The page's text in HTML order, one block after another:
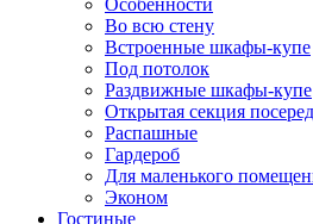
Особенности
Во всю стену
Встроенные шкафы-купе
Под потолок
Раздвижные шкафы-купе
Открытая секция
Распашные
Гардероб
Для маленького
Эконом
Гостиные